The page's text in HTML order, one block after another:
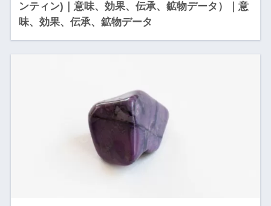
ンティン)｜意味、効果、伝承、鉱物データ）｜意
味、効果、伝承、鉱物データ